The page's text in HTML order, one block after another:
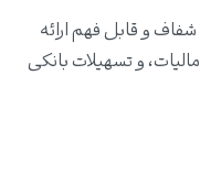
و قابل فهم ارائه
و تسهیلات بانکی